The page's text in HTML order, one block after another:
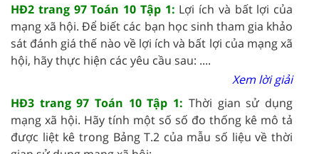
HĐ2 trang 97 Toán 10 Tập 1: Lợi ích và bất lợi của
mạng xã hội. Để biết các bạn học sinh tham gia khảo
sát đánh giá thế nào về lợi ích và bất lợi của mạng xã
hội, hãy thực hiện các yêu cầu sau: ....
Xem lời giải
HĐ3 trang 97 Toán 10 Tập 1: Thời gian sử dụng
mạng xã hội. Hãy tính một số số đo thống kê mô tả
được liệt kê trong Bảng T.2 của mẫu số liệu về thời